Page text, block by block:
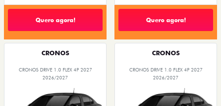
Quero agora! Quero agora!
CRONOS
CRONOS DRIVE 1.0 FLEX 4P 2027
2026/2027
CRONOS
CRONOS DRIVE 1.0 FLEX 4P 2027
2026/2027